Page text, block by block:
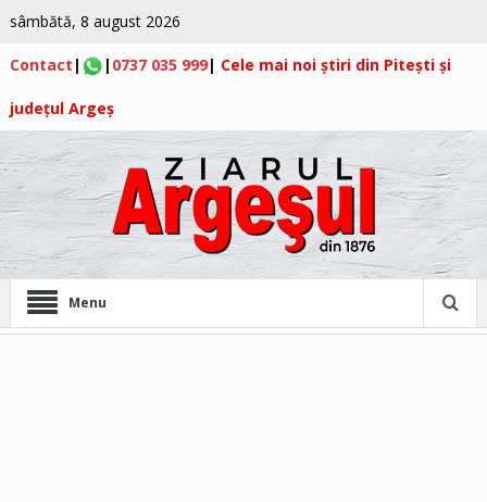
sâmbătă, 8 august 2026
Contact | | 0737 035 999| Cele mai noi știri din Pitești și
județul Argeș
Menu